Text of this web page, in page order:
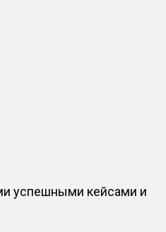
успешными кейсами и